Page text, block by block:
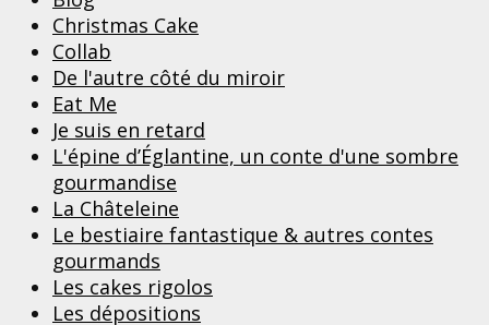
Christmas Cake
Collab
De l'autre côté du miroir
Eat Me
Je suis en retard
L'épine d’Églantine, un conte d'une sombre
gourmandise
La Châteleine
Le bestiaire fantastique & autres contes
gourmands
Les cakes rigolos
Les dépositions